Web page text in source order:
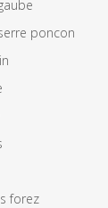
poncon
forez